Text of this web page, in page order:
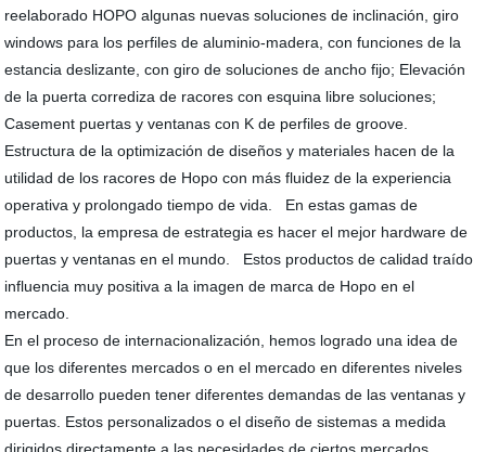
reelaborado HOPO algunas nuevas soluciones de inclinación, giro
windows para los perfiles de aluminio-madera, con funciones de la
estancia deslizante, con giro de soluciones de ancho fijo; Elevación
de la puerta corrediza de racores con esquina libre soluciones;
Casement puertas y ventanas con K de perfiles de groove.
Estructura de la optimización de diseños y materiales hacen de la
utilidad de los racores de Hopo con más fluidez de la experiencia
operativa y prolongado tiempo de vida. En estas gamas de
productos, la empresa de estrategia es hacer el mejor hardware de
puertas y ventanas en el mundo. Estos productos de calidad traído
influencia muy positiva a la imagen de marca de Hopo en el
mercado.
En el proceso de internacionalización, hemos logrado una idea de
que los diferentes mercados o en el mercado en diferentes niveles
de desarrollo pueden tener diferentes demandas de las ventanas y
puertas. Estos personalizados o el diseño de sistemas a medida